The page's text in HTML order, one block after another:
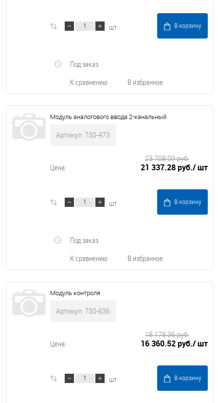
шт В корзину
К сравнению В избранное
Под заказ
Модуль аналогового ввода 2-канальный
Артикул: 750-473
Цена: 21 337.28 руб./ шт
23 708.09 руб.
шт В корзину
К сравнению В избранное
Под заказ
Модуль контроля
Артикул: 750-636
Цена: 16 360.52 руб./ шт
18 178.36 руб.
шт В корзину